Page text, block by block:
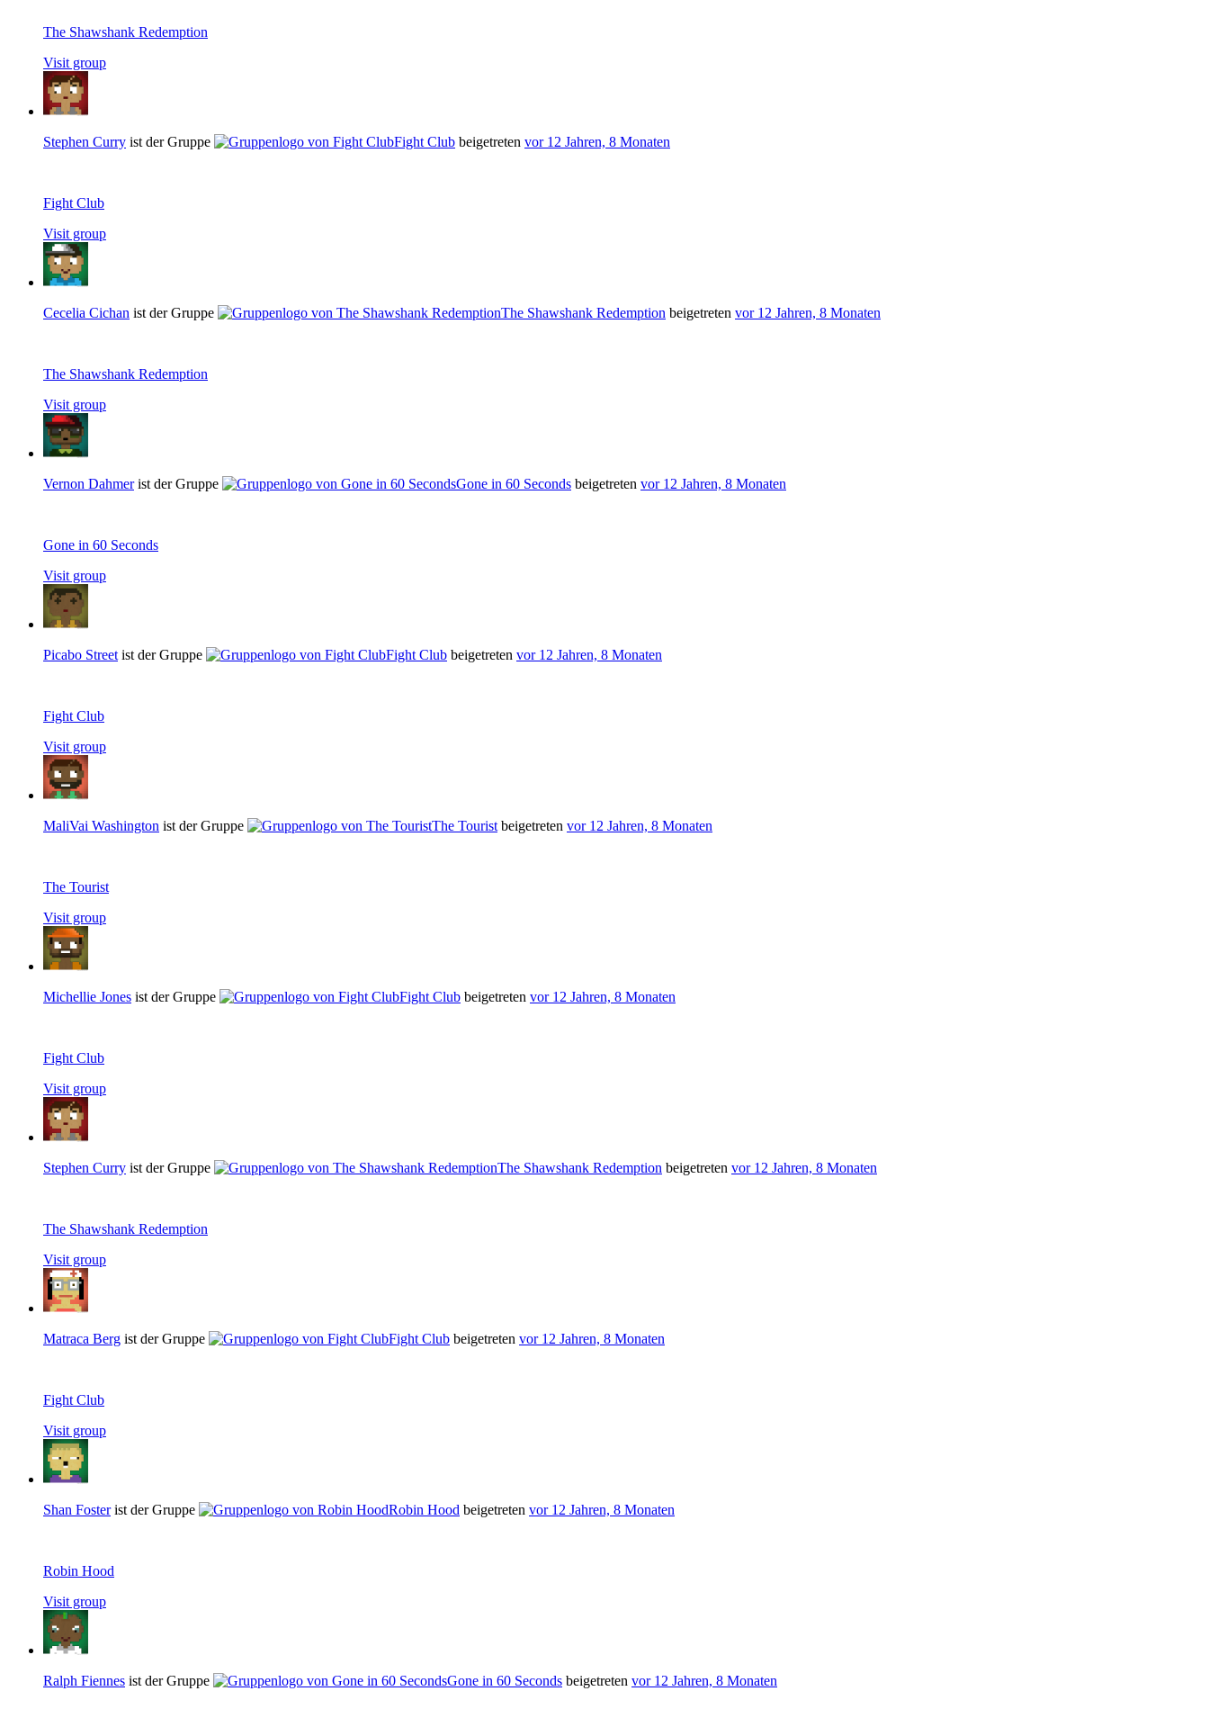
The Shawshank Redemption
Visit group
Stephen Curry ist der Gruppe Fight Club beigetreten vor 12 Jahren, 8 Monaten
Fight Club
Visit group
Cecelia Cichan ist der Gruppe The Shawshank Redemption beigetreten vor 12 Jahren, 8 Monaten
The Shawshank Redemption
Visit group
Vernon Dahmerist der Gruppe Gone in 60 Seconds beigetreten vor 12 Jahren, 8 Monaten
Gone in 60 Seconds
Visit group
Picabo Street ist der Gruppe Fight Club beigetreten vor 12 Jahren, 8 Monaten
Fight Club
Visit group
MaliVai Washington ist der Gruppe The Tourist beigetreten vor 12 Jahren, 8 Monaten
The Tourist
Visit group
Michellie Jones ist der Gruppe Fight Club beigetreten vor 12 Jahren, 8 Monaten
Fight Club
Visit group
Stephen Curry ist der Gruppe The Shawshank Redemption beigetreten vor 12 Jahren, 8 Monaten
The Shawshank Redemption
Visit group
Matraca Berg ist der Gruppe Fight Club beigetreten vor 12 Jahren, 8 Monaten
Fight Club
Visit group
Shan Fosterist der Gruppe Robin Hood beigetreten vor 12 Jahren, 8 Monaten
Robin Hood
Visit group
Ralph Fiennes ist der Gruppe Gone in 60 Seconds beigetreten vor 12 Jahren, 8 Monaten